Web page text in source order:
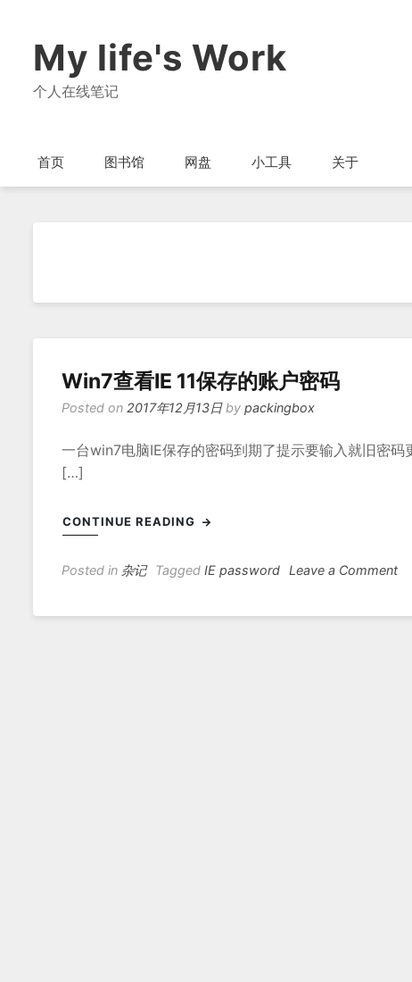
My life's Work
个人在线笔记
首页 图书馆 网盘 小工具 关于
Win7查看IE 11保存的账户密码
Posted on 2017年12月13日by packingbox
一台win7电脑IE保存的密码到期了提示要输入就旧密
[…]
CONTINUE READING
Posted in 杂记 Tagged IE password Leave a Commenton